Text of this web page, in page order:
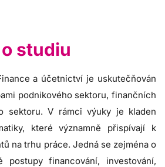
studiu
a účetnictví je uskutečňován
podnikového sektoru, finančních
sektoru. V rámci výuky je kladen
které významně přispívají k
na trhu práce. Jedná se zejména o
postupy financování, investování,